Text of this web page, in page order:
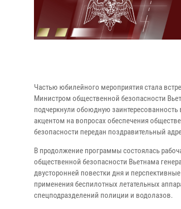
Частью юбилейного мероприятия стала
Министром общественной безопасности
подчеркнули обоюдную
акцентом на вопросах обеспечения
безопасности передан поздравительный
В продолжение программы состоялась
общественной безопасности Вьетнама
двусторонней повестки дня и
применения беспилотных летательных
спецподразделений полиции и водолазов.